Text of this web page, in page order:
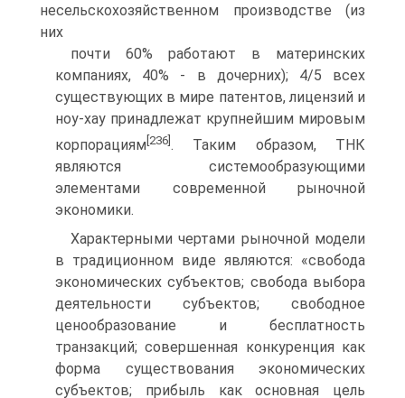
несельскохозяйственном производстве (из
них
почти 60% работают в материнских
компаниях, 40% - в дочерних); 4/5 всех
существующих в мире патентов, лицензий и
ноу-хау принадлежат крупнейшим мировым
корпорациям [236]. Таким образом, ТНК
являются системообразующими
элементами современной рыночной
экономики.
Характерными чертами рыночной модели
в традиционном виде являются: «свобода
экономических субъектов; свобода выбора
деятельности субъектов; свободное
ценообразование и бесплатность
транзакций; совершенная конкуренция как
форма существования экономических
субъектов; прибыль как основная цель